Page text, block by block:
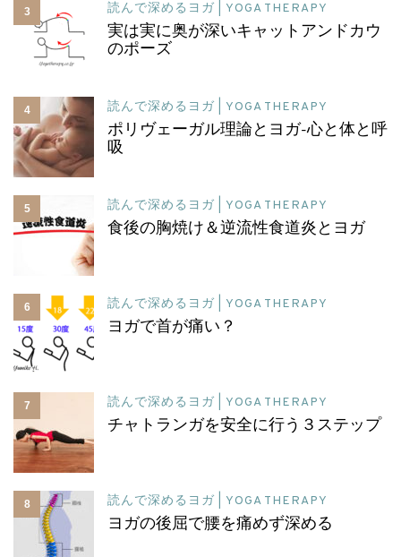
3 読んで深めるヨガ | YOGA THERAPY
実は実に奥が深いキャットアンドカウ
のポーズ
4 読んで深めるヨガ | YOGA THERAPY
ポリヴェーガル理論とヨガ-心と体と呼
吸
5 読んで深めるヨガ | YOGA THERAPY
食後の胸焼け＆逆流性食道炎とヨガ
6 読んで深めるヨガ | YOGA THERAPY
ヨガで首が痛い？
7 読んで深めるヨガ | YOGA THERAPY
チャトランガを安全に行う３ステップ
8 読んで深めるヨガ | YOGA THERAPY
ヨガの後屈で腰を痛めず深める